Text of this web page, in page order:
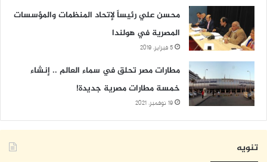
محسن علي رئيساً لإتحاد المنظمات والمؤسسات
المصرية في هولندا
5 فبراير، 2019
مطارات مصر تحلق في سماء العالم .. إنشاء
خمسة مطارات مصرية جديدة!
19 نوفمبر، 2021
تنويه